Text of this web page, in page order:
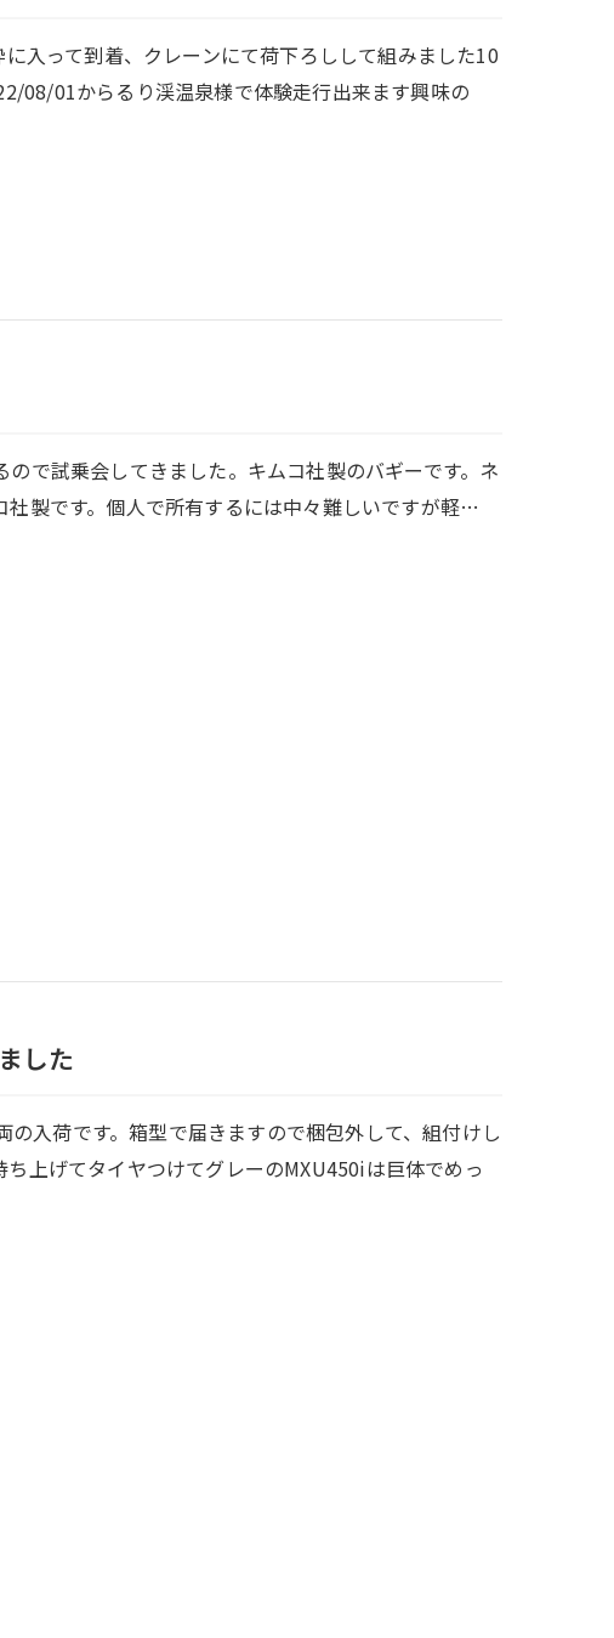
入って到着、クレーンにて荷下ろしして組みました10
08/01からるり渓温泉様で体験走行出来ます興味の
で試乗会してきました。キムコ社製のバギーです。ネ
製です。個人で所有するには中々難しいですが軽…
した
の入荷です。箱型で届きますので梱包外して、組付けし
上げてタイヤつけてグレーのMXU450iは巨体でめっ